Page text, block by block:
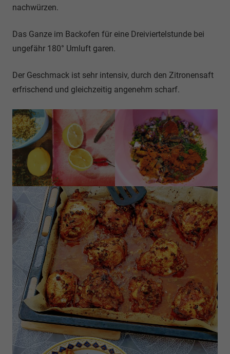
nachwürzen.
Das Ganze im Backofen für eine Dreiviertelstunde bei
ungefähr 180° Umluft garen.
Der Geschmack ist sehr intensiv, durch den Zitronensaft
erfrischend und gleichzeitig angenehm scharf.